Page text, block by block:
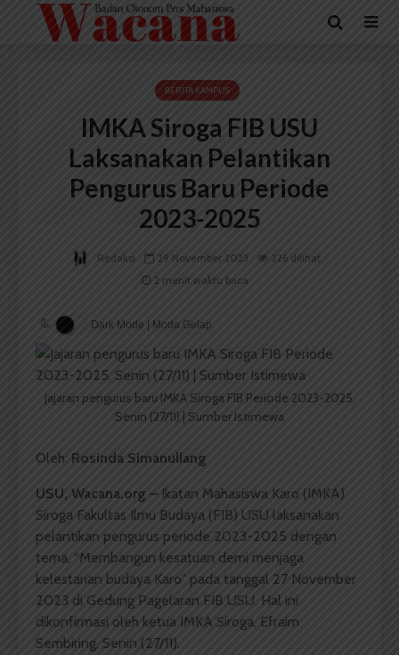
BERITA KAMPUS
IMKA Siroga FIB USU
Laksanakan Pelantikan
Pengurus Baru Periode
2023-2025
Redaksi 29 November 2023
226 dilihat
2 menit waktu baca
Dark Mode | Moda Gelap
Jajaran pengurus baru IMKA Siroga FIB Periode 2023-2025,
Senin (27/11) | Sumber Istimewa
Oleh: Rosinda Simanullang
USU, Wacana.org – Ikatan Mahasiswa Karo (IMKA)
Siroga Fakultas Ilmu Budaya (FIB) USU laksanakan
pelantikan pengurus periode 2023-2025 dengan
tema, “Membangun kesatuan demi menjaga
kelestarian budaya Karo” pada tanggal 27 November
2023 di Gedung Pagelaran FIB USU. Hal ini
dikonfirmasi oleh ketua IMKA Siroga, Efraim
Sembiring, Senin (27/11).